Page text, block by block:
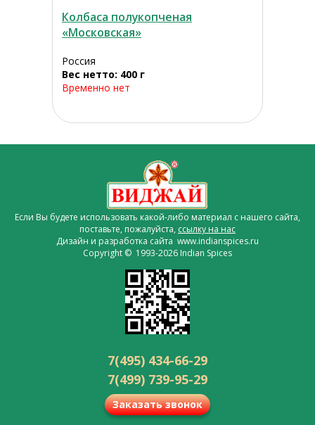
Колбаса полукопченая
«Московская»
Россия
Вес нетто: 400 г
Временно нет
Если Вы будете использовать какой-либо материал с нашего сайта,
поставьте, пожалуйста, ссылку на нас
Дизайн и разработка сайта www.indianspices.ru
Copyright © 1993-2026 Indian Spices
7(495) 434-66-29
7(499) 739-95-29
Заказать звонок